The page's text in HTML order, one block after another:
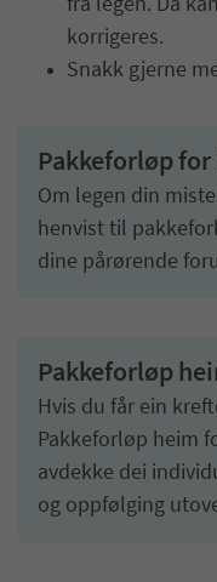
fra legen. Da
korrigeres.
Snakk gjerne
Pakkeforløp
Om legen din
henvist til
dine pårørende
Pakkeforløp
Hvis du får ein
Pakkeforløp heim
avdekke dei
og oppfølging